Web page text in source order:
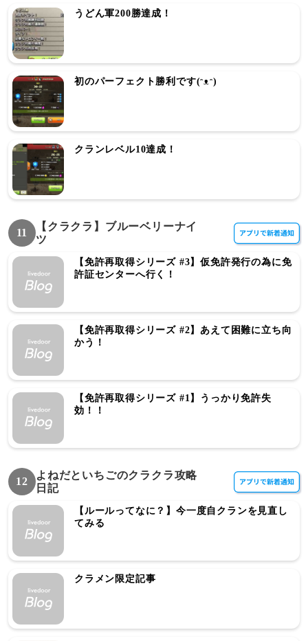
うどん軍200勝達成！
初のパーフェクト勝利です(ᵔᴥᵔ)
クランレベル10達成！
11
【クラクラ】ブルーベリーナイ
ツ
【免許再取得シリーズ #3】仮免許発行の為に免
許証センターへ行く！
【免許再取得シリーズ #2】あえて困難に立ち向
かう！
【免許再取得シリーズ #1】うっかり免許失
効！！
12
よねだといちごのクラクラ攻略
日記
【ルールってなに？】今一度自クランを見直し
てみる
クラメン限定記事